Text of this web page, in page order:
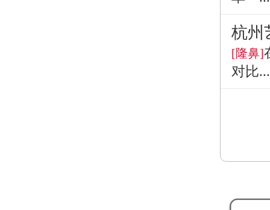
杭州
[隆鼻]
对比...